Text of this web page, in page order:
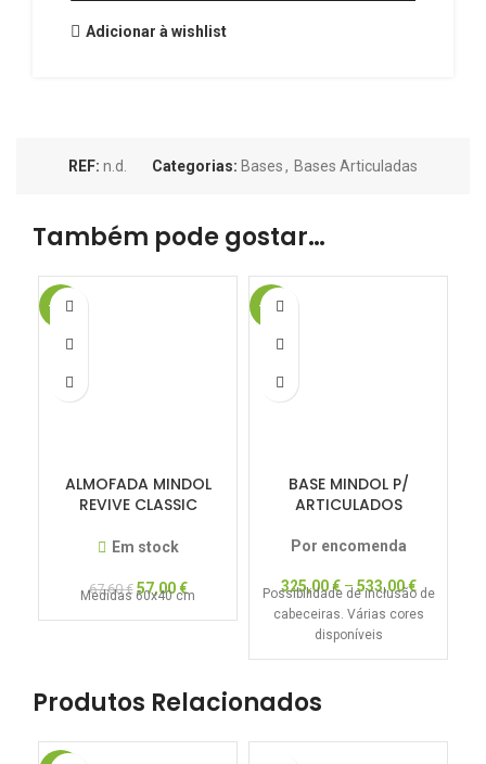
Adicionar à wishlist
REF: n.d. Categorias: Bases, Bases Articuladas
Também pode gostar…
-16%
ALMOFADA MINDOL
REVIVE CLASSIC
Em stock
67,60€ 57,00€
Medidas 60x40 cm
-15%
BASE MINDOL P/
ARTICULADOS
Por encomenda
325,00€– 533,00€
Possibilidade de inclusão de
cabeceiras. Várias cores
disponíveis
Produtos Relacionados